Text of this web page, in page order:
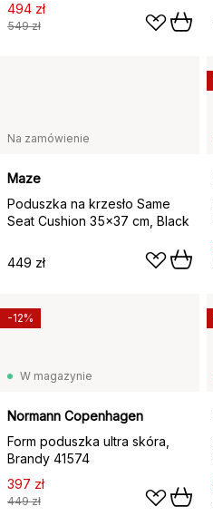
494 zł
549 zł
Na zamówienie
Maze
Poduszka na krzesło Same
Seat Cushion 35x37 cm, Black
449 zł
W magazynie
Normann Copenhagen
Form poduszka ultra skóra,
Brandy 41574
397 zł
449 zł
-12%